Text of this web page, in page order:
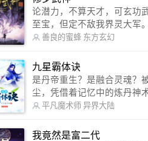
论潜力，不算天才，可玄功武技，皆可
至宝，但定不敌我界灵大军。 我是谁？天下众生视我为修罗，却不知
以修罗成武神。 （想看修罗武神番外，请关注蜜蜂微信公众号：善良的蜜
善良的蜜蜂 东方玄幻
九星霸体诀
是丹帝重生？是融合灵魂
尘，凭借着记忆中的炼丹神
雾，解开惊天之局。 手掌天地乾坤，脚踏日月星辰，勾搭各色美女，
哭。 本故事纯属虚构，如有雷同，那就是真事儿，想要对号入座，抓
平凡魔术师 异界大陆
我竟然是富二代